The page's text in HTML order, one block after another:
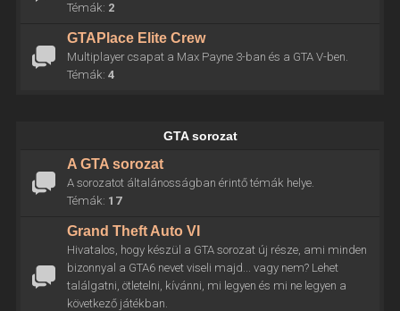
Témák: 2
GTAPlace Elite Crew
Multiplayer csapat a Max Payne 3-ban és a GTA V-ben.
Témák: 4
GTA sorozat
A GTA sorozat
A sorozatot általánosságban érintő témák helye.
Témák: 17
Grand Theft Auto VI
Hivatalos, hogy készül a GTA sorozat új része, ami minden
bizonnyal a GTA6 nevet viseli majd... vagy nem? Lehet
találgatni, ötletelni, kívánni, mi legyen és mi ne legyen a
következő játékban.